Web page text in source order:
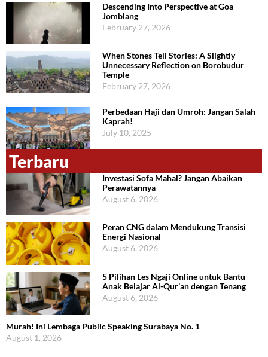
Descending Into Perspective at Goa
Jomblang
February 27, 2026
When Stones Tell Stories: A Slightly
Unnecessary Reflection on Borobudur
Temple
February 27, 2026
Perbedaan Haji dan Umroh: Jangan Salah
Kaprah!
July 10, 2025
Terbaru
Investasi Sofa Mahal? Jangan Abaikan
Perawatannya
August 6, 2026
Peran CNG dalam Mendukung Transisi
Energi Nasional
August 6, 2026
5 Pilihan Les Ngaji Online untuk Bantu
Anak Belajar Al-Qur’an dengan Tenang
August 6, 2026
Murah! Ini Lembaga Public Speaking Surabaya No. 1
August 1, 2026